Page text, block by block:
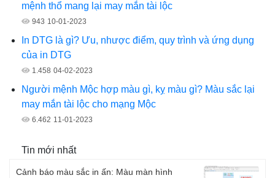
mệnh thổ mang lại may mắn tài lộc
943 10-01-2023
In DTG là gì? Ưu, nhược điểm, quy trình và ứng dụng
của in DTG
1.458 04-02-2023
Người mệnh Mộc hợp màu gì, kỵ màu gì? Màu sắc lại
may mắn tài lộc cho mạng Mộc
6.462 11-01-2023
Tin mới nhất
Cảnh báo màu sắc in ấn: Màu màn hình